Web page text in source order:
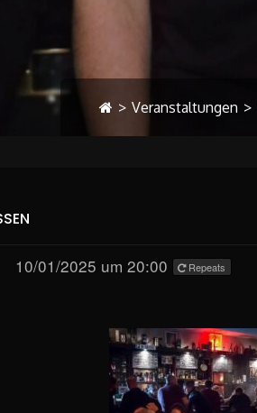
> Veranstaltungen >
10/01/2025 um 20:00 Repeats